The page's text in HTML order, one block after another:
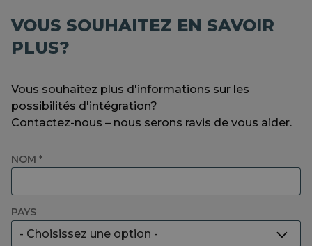
VOUS SOUHAITEZ EN SAVOIR
PLUS?
Vous souhaitez plus d'informations sur les
possibilités d'intégration?
Contactez-nous – nous serons ravis de vous aider.
NOM *
PAYS
- Choisissez une option -